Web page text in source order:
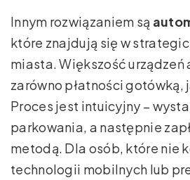
Innym rozwiązaniem są
które znajdują się w
miasta. Większość urządzeń
zarówno płatności gotówką,
Proces jest intuicyjny –
parkowania, a następnie
metodą. Dla osób, które nie
technologii mobilnych lub